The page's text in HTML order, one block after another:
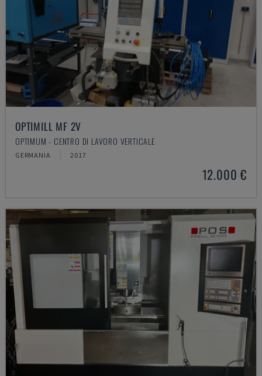
OPTIMILL MF 2V
OPTIMUM - CENTRO DI LAVORO VERTICALE
GERMANIA 2017
12.000 €